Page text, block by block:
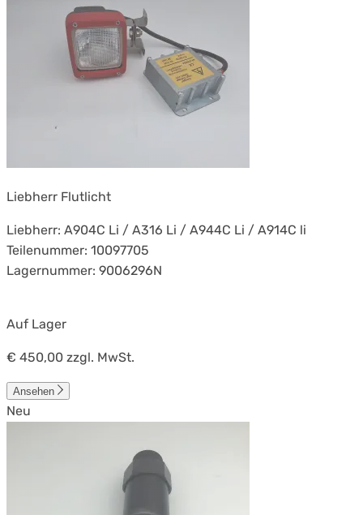
Liebherr Flutlicht
Liebherr: A904C Li / A316 Li / A944C Li / A914C li
Teilenummer: 10097705
Lagernummer: 9006296N
Auf Lager
€ 450,00zzgl. MwSt.
Ansehen
Neu